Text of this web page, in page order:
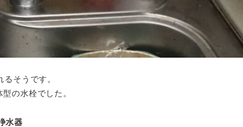
そうです。
の水栓でした。
水器